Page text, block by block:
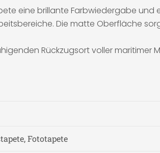
eine brillante Farbwiedergabe und
Die matte Oberfläche
Rückzugsort voller maritimer
Fototapete